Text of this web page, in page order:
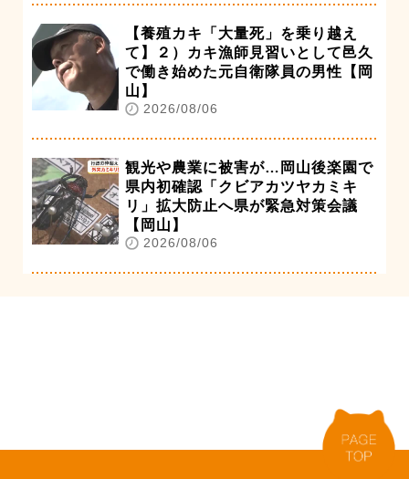
【養殖カキ「大量死」を乗り越え
て】２）カキ漁師見習いとして邑久
で働き始めた元自衛隊員の男性【岡
山】
2026/08/06
観光や農業に被害が…岡山後楽園で
県内初確認「クビアカツヤカミキ
リ」拡大防止へ県が緊急対策会議
【岡山】
2026/08/06